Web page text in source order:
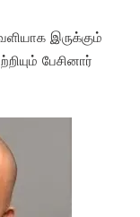
இருக்கும்
பேசினார்